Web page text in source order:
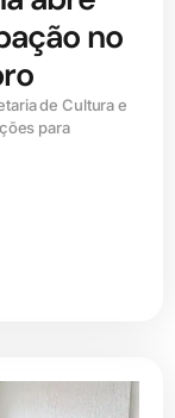
no
de Cultura e
para